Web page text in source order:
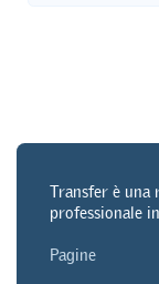
Transfer è
professionale
Pagine